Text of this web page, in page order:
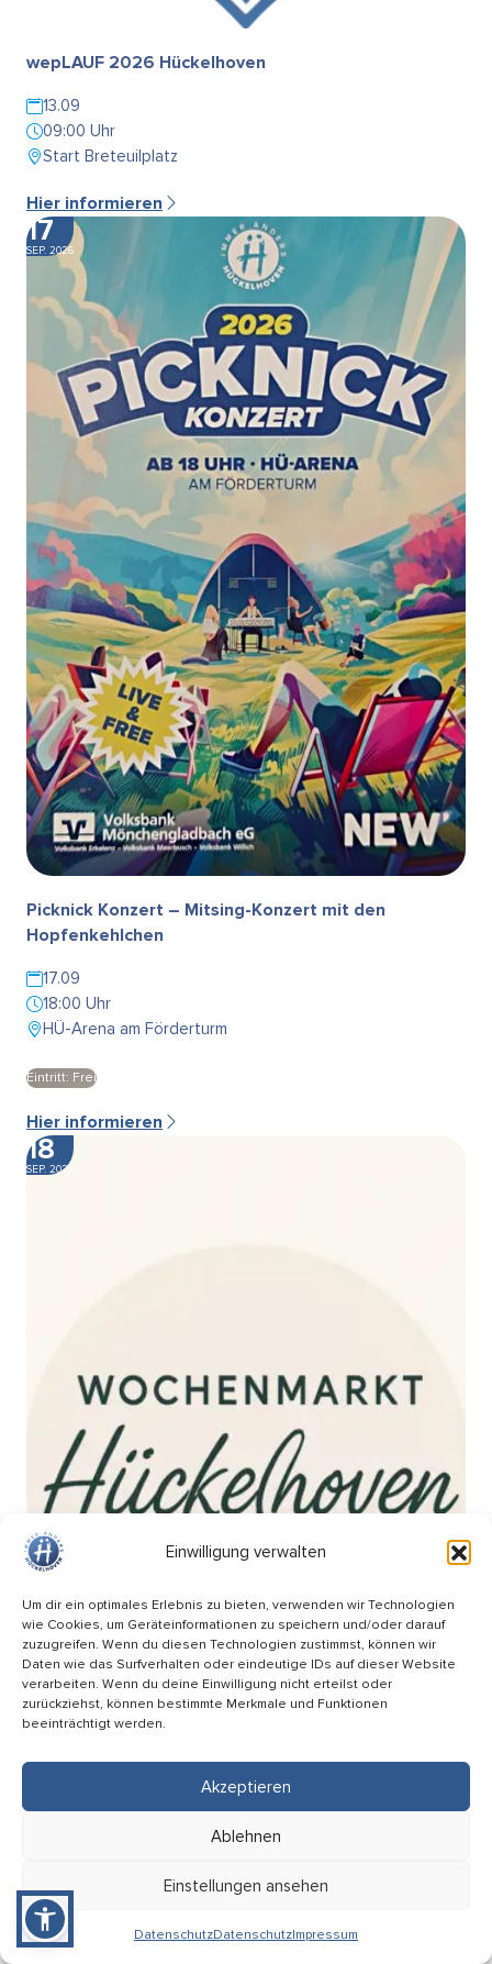
Einwilligung verwalten
Um dir ein optimales Erlebnis zu bieten, verwenden wir Technologien
wie Cookies, um Geräteinformationen zu speichern und/oder darauf
zuzugreifen. Wenn du diesen Technologien zustimmst, können wir
Daten wie das Surfverhalten oder eindeutige IDs auf dieser Website
verarbeiten. Wenn du deine Einwilligung nicht erteilst oder
zurückziehst, können bestimmte Merkmale und Funktionen
beeinträchtigt werden.
Akzeptieren
Ablehnen
Einstellungen ansehen
DatenschutzDatenschutzImpressum
wepLAUF 2026 Hückelhoven
13.09
09:00 Uhr
Start Breteuilplatz
Hier informieren
17
SEP. 2026
Picknick Konzert – Mitsing-Konzert mit den
Hopfenkehlchen
17.09
18:00 Uhr
HÜ-Arena am Förderturm
Eintritt: Frei
Hier informieren
18
SEP. 2026
Wochenmarkt am Breteuilplatz
08:00 Uhr
Hückelhoven (Breteuilplatz)